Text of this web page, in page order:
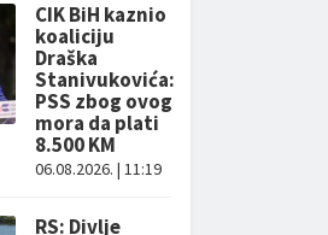
CIK BiH kaznio
koaliciju
Draška
Stanivukovića:
PSS zbog ovog
mora da plati
8.500 KM
06.08.2026. | 11:19
RS: Divlje